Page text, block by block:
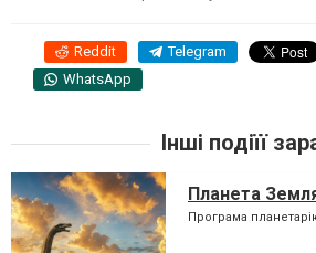
Reddit Telegram
WhatsApp
Інші подіїї
Планета
Програма